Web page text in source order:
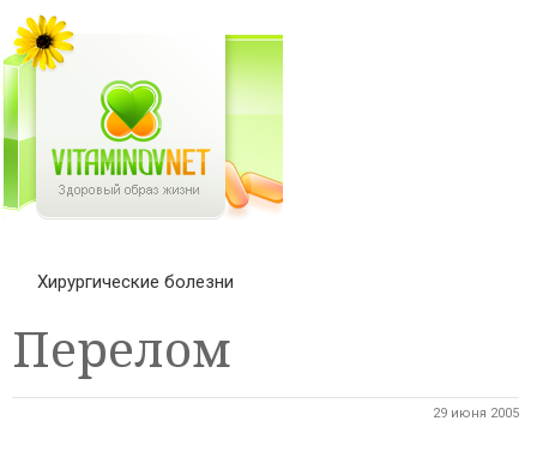
Хирургические болезни
Перелом
29 июня 2005